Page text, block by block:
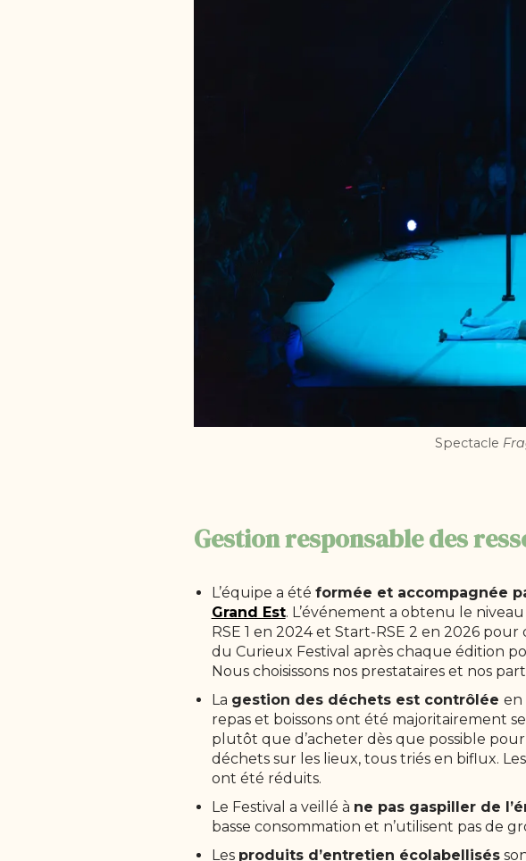
Spectacle
Gestion responsable des
L’équipe a été formée et accompagnée
Grand Est. L’événement a obtenu le
RSE 1 en 2024 et Start-RSE 2 en 2026
du Curieux Festival après chaque édition
Nous choisissons nos prestataires et nos
La gestion des déchets est contrôlée en
repas et boissons ont été majoritairement
plutôt que d’acheter dès que possible
déchets sur les lieux, tous triés en biflux.
ont été réduits.
Le Festival a veillé à ne pas gaspiller de
basse consommation et n’utilisent pas de
Les produits d’entretien écolabellisés